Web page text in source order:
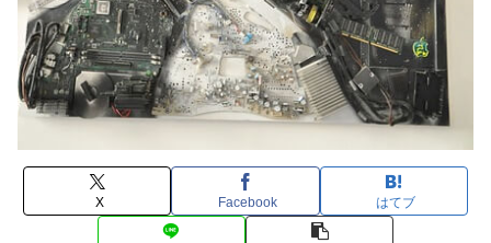
X Facebook はてブ